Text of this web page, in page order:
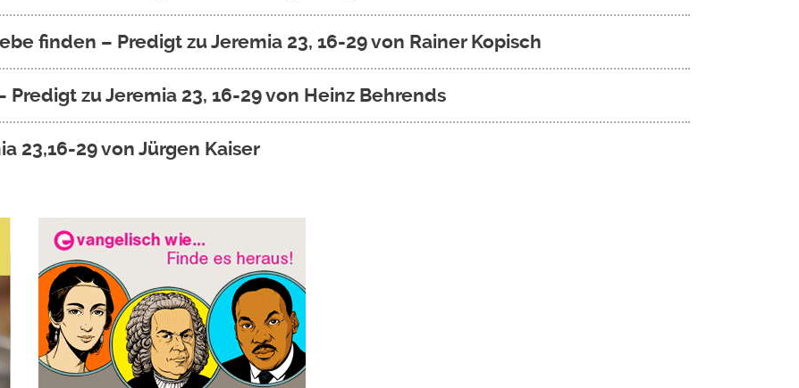
finden – Predigt zu Jeremia 23, 16-29 von Rainer Kopisch
zu Jeremia 23, 16-29 von Heinz Behrends
23,16-29 von Jürgen Kaiser